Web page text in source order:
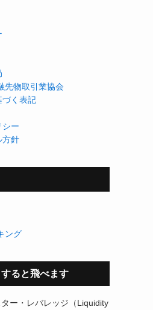
先物取引業協会
づく表記
シー
方針
ング
ると飛べます
ー・レバレッジ（Liquidity